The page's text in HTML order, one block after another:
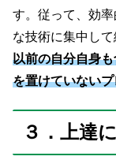
す。従って、効
な技術に集中し
以前の自分自身
を置けていない
３．上達